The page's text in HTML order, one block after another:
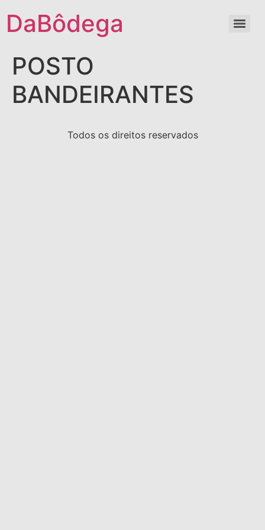
DaBôdega
POSTO
BANDEIRANTES
Todos os direitos reservados